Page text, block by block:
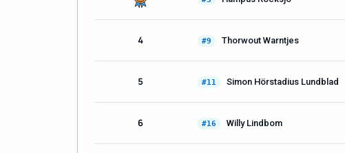
4 #9 Thorwout Warntjes
5 #11 Simon Hörstadius Lundblad
6 #16 Willy Lindbom